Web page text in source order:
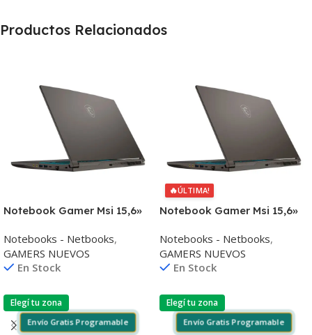
Productos Relacionados
Notebook Gamer Msi 15,6»
Rtx4050
Notebooks - Netbooks,
GAMERS NUEVOS
En Stock
Elegí tu zona
Envío Gratis Programable
🔥ÚLTIMA!
Notebook Gamer Msi 15,6»
Rtx4050
Notebooks - Netbooks,
GAMERS NUEVOS
En Stock
Elegí tu zona
Envío Gratis Programable